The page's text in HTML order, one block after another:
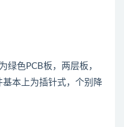
绿色PCB板，两层板，
本上为插针式，个别降